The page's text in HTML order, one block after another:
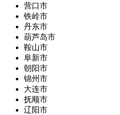
营口市
铁岭市
丹东市
葫芦岛市
鞍山市
阜新市
朝阳市
锦州市
大连市
抚顺市
辽阳市